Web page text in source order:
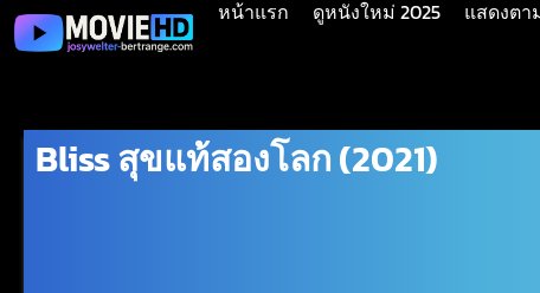
หน้าแรก ดูหนังใหม่ 2025 แสดงต
Bliss สุขแท้สองโลก (2021)